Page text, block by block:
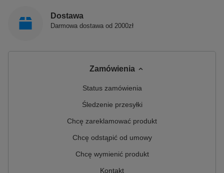
Dostawa
Darmowa dostawa od 2000zł
Zamówienia
Status zamówienia
Śledzenie przesyłki
Chcę zareklamować produkt
Chcę odstąpić od umowy
Chcę wymienić produkt
Kontakt